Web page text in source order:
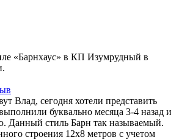
«Барнхаус» в КП Изумрудный в
Влад, сегодня хотели представить
буквально месяца 3-4 назад и
Данный стиль Барн так называемый.
строения 12х8 метров с учетом